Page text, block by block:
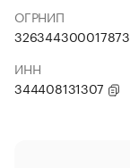
ОГРНИП
326344300017873
ИНН
344408131307